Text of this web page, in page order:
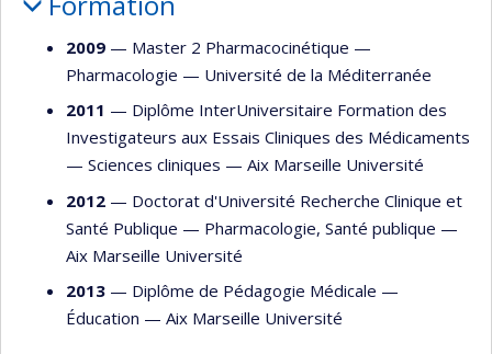
2009 — Master 2 Pharmacocinétique —
Pharmacologie — Université de la Méditerranée
2011 — Diplôme InterUniversitaire Formation des
Investigateurs aux Essais Cliniques des Médicaments
— Sciences cliniques — Aix Marseille Université
2012 — Doctorat d'Université Recherche Clinique et
Santé Publique — Pharmacologie, Santé publique —
Aix Marseille Université
2013 — Diplôme de Pédagogie Médicale —
Éducation — Aix Marseille Université